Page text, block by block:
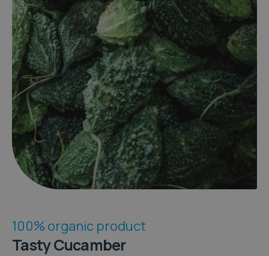
100% organic product
Tasty Cucamber